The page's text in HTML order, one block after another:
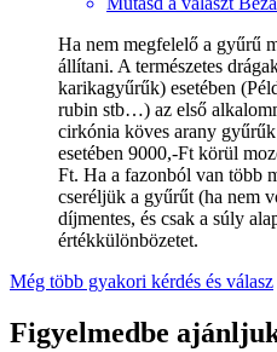
Ha nem megfelelő a gyűrű
állítani. A természetes
karikagyűrűk) esetében
rubin stb…) az első
cirkónia köves arany
esetében 9000,-Ft körül
Ft. Ha a fazonból van több
cseréljük a gyűrűt (ha nem
díjmentes, és csak a súly
értékkülönbözetet.
Még több gyakori kérdés és válasz
Figyelmedbe